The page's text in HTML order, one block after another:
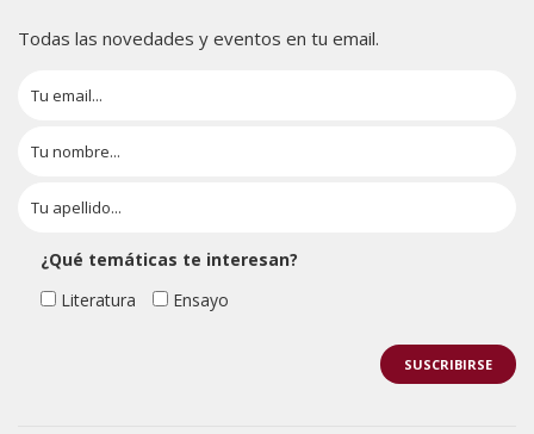
Todas las novedades y eventos en tu email.
¿Qué temáticas te interesan?
Literatura
Ensayo